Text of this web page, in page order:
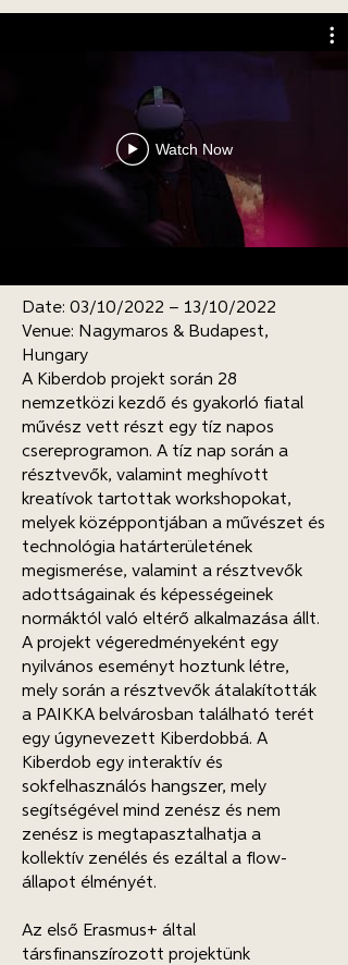
Watch Now
Date: 03/10/2022 – 13/10/2022
Venue: Nagymaros & Budapest,
Hungary
A Kiberdob projekt során 28
nemzetközi kezdő és gyakorló fiatal
művész vett részt egy tíz napos
csereprogramon. A tíz nap során a
résztvevők, valamint meghívott
kreatívok tartottak workshopokat,
melyek középpontjában a művészet és
technológia határterületének
megismerése, valamint a résztvevők
adottságainak és képességeinek
normáktól való eltérő alkalmazása állt.
A projekt végeredményeként egy
nyilvános eseményt hoztunk létre,
mely során a résztvevők átalakították
a PAIKKA belvárosban található terét
egy úgynevezett Kiberdobbá. A
Kiberdob egy interaktív és
sokfelhasználós hangszer, mely
segítségével mind zenész és nem
zenész is megtapasztalhatja a
kollektív zenélés és ezáltal a flow-
állapot élményét.
Az első Erasmus+ által
társfinanszírozott projektünk